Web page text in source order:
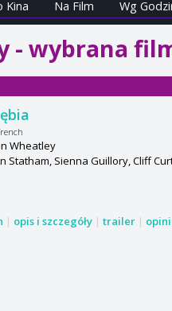
Kina Na Film Wg
- wybrana
Wheatley
Statham, Sienna Guillory, Cliff
| opis i szczegóły | trailer |